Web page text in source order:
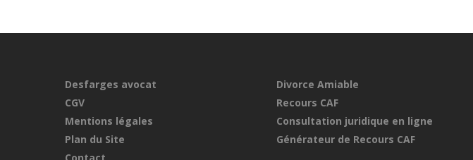
Desfarges avocat
CGV
Mentions légales
Plan du Site
Divorce Amiable
Recours CAF
Consultation juridique en ligne
Générateur de Recours CAF